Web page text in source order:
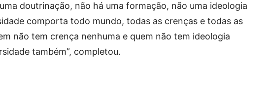
doutrinação, não há uma formação, não uma ideologia
comporta todo mundo, todas as crenças e todas as
não tem crença nenhuma e quem não tem ideologia
também”, completou.